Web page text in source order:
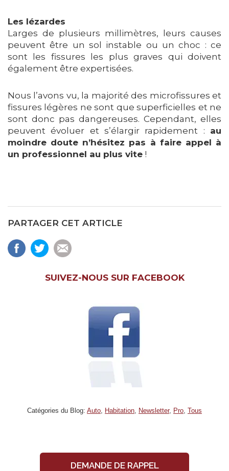
Les lézardes
Larges de plusieurs millimètres, leurs causes
peuvent être un sol instable ou un choc : ce
sont les fissures les plus graves qui doivent
également être expertisées.
Nous l’avons vu, la majorité des microfissures et
fissures légères ne sont que superficielles et ne
sont donc pas dangereuses. Cependant, elles
peuvent évoluer et s’élargir rapidement : au
moindre doute n’hésitez pas à faire appel à
un professionnel au plus vite !
PARTAGER CET ARTICLE
SUIVEZ-NOUS SUR FACEBOOK
Catégories du Blog: Auto, Habitation, Newsletter, Pro, Tous
DEMANDE DE RAPPEL